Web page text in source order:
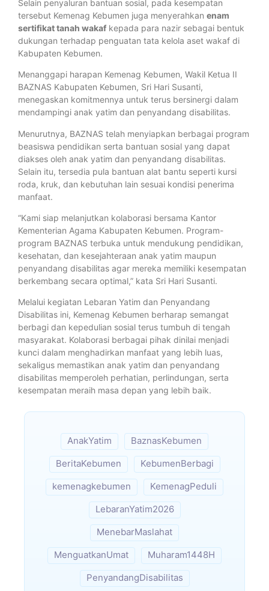
Selain penyaluran bantuan sosial, pada kesempatan
tersebut Kemenag Kebumen juga menyerahkan enam
sertifikat tanah wakaf kepada para nazir sebagai bentuk
dukungan terhadap penguatan tata kelola aset wakaf di
Kabupaten Kebumen.
Menanggapi harapan Kemenag Kebumen, Wakil Ketua II
BAZNAS Kabupaten Kebumen, Sri Hari Susanti,
menegaskan komitmennya untuk terus bersinergi dalam
mendampingi anak yatim dan penyandang disabilitas.
Menurutnya, BAZNAS telah menyiapkan berbagai program
beasiswa pendidikan serta bantuan sosial yang dapat
diakses oleh anak yatim dan penyandang disabilitas.
Selain itu, tersedia pula bantuan alat bantu seperti kursi
roda, kruk, dan kebutuhan lain sesuai kondisi penerima
manfaat.
“Kami siap melanjutkan kolaborasi bersama Kantor
Kementerian Agama Kabupaten Kebumen. Program-
program BAZNAS terbuka untuk mendukung pendidikan,
kesehatan, dan kesejahteraan anak yatim maupun
penyandang disabilitas agar mereka memiliki kesempatan
berkembang secara optimal,” kata Sri Hari Susanti.
Melalui kegiatan Lebaran Yatim dan Penyandang
Disabilitas ini, Kemenag Kebumen berharap semangat
berbagi dan kepedulian sosial terus tumbuh di tengah
masyarakat. Kolaborasi berbagai pihak dinilai menjadi
kunci dalam menghadirkan manfaat yang lebih luas,
sekaligus memastikan anak yatim dan penyandang
disabilitas memperoleh perhatian, perlindungan, serta
kesempatan meraih masa depan yang lebih baik.
AnakYatim
BaznasKebumen
BeritaKebumen
KebumenBerbagi
kemenagkebumen
KemenagPeduli
LebaranYatim2026
MenebarMaslahat
MenguatkanUmat
Muharam1448H
PenyandangDisabilitas